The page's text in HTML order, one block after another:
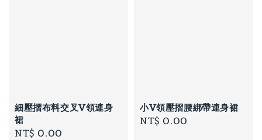
細壓摺布料交叉V領連身
裙
Regular
NT$ 0.00
小V領壓摺腰綁帶連身裙
Regular
NT$ 0.00